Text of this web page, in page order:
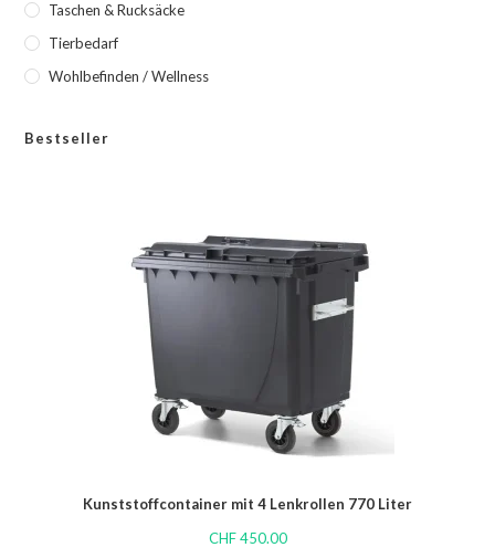
Taschen & Rucksäcke
Tierbedarf
Wohlbefinden / Wellness
Bestseller
Kunststoffcontainer mit 4 Lenkrollen 770 Liter
CHF450.00